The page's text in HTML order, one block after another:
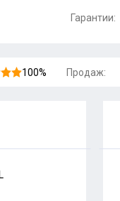
Гарантии:
100% Продаж: